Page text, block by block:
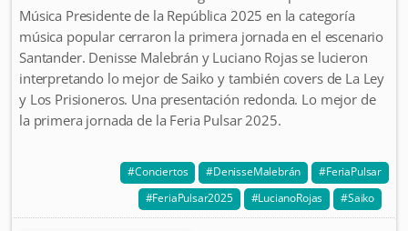
Música Presidente de la República 2025 en la categoría
música popular cerraron la primera jornada en el escenario
Santander. Denisse Malebrán y Luciano Rojas se lucieron
interpretando lo mejor de Saiko y también covers de La Ley
y Los Prisioneros. Una presentación redonda. Lo mejor de
la primera jornada de la Feria Pulsar 2025.
Conciertos DenisseMalebrán
FeriaPulsar
FeriaPulsar2025
LucianoRojas Saiko